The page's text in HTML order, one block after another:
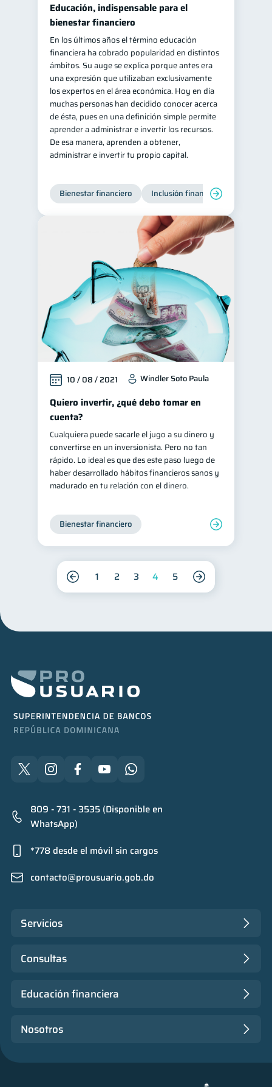
Educación, indispensable para el
bienestar financiero
En los últimos años el término educación
financiera ha cobrado popularidad en distintos
ámbitos. Su auge se explica porque antes era
una expresión que utilizaban exclusivamente
los expertos en el área económica. Hoy en día
muchas personas han decidido conocer acerca
de ésta, pues en una definición simple permite
aprender a administrar e invertir los recursos.
De esa manera, aprenden a obtener,
administrar e invertir tu propio capital.
Bienestar financiero Inclusión financiera
10 / 08 / 2021 Windler Soto Paula
Quiero invertir, ¿qué debo tomar en
cuenta?
Cualquiera puede sacarle el jugo a su dinero y
convertirse en un inversionista. Pero no tan
rápido. Lo ideal es que des este paso luego de
haber desarrollado hábitos financieros sanos y
madurado en tu relación con el dinero.
Bienestar financiero
1 2 3 4 5
809 - 731 - 3535 (Disponible en
WhatsApp)
*778 desde el móvil sin cargos
contacto@prousuario.gob.do
Servicios
Consultas
Educación financiera
Nosotros